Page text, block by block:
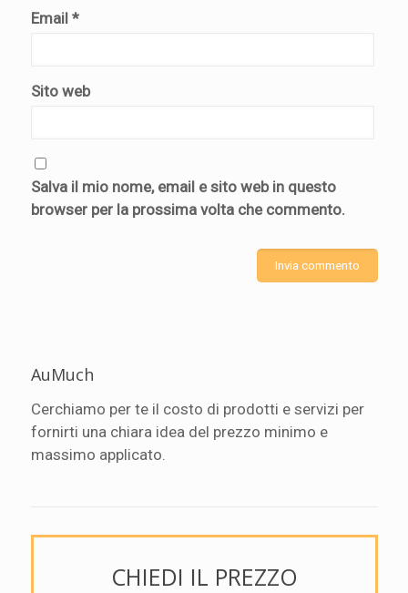
Email *
Sito web
Salva il mio nome, email e sito web in questo
browser per la prossima volta che commento.
AuMuch
Cerchiamo per te il costo di prodotti e servizi per
fornirti una chiara idea del prezzo minimo e
massimo applicato.
CHIEDI IL PREZZO